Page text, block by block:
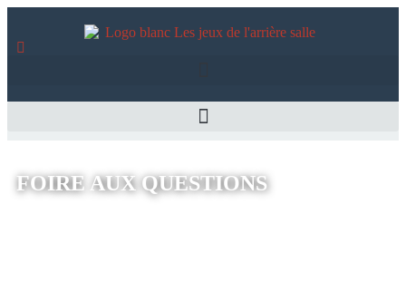
FOIRE AUX QUESTIONS